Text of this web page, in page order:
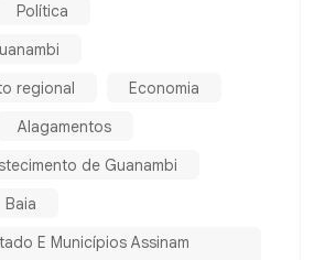
Política
regional
Economia
Alagamentos
de Guanambi
Baia
E Municípios Assinam